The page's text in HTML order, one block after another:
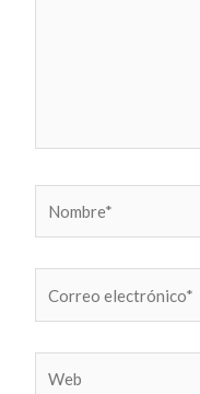
electrónico*